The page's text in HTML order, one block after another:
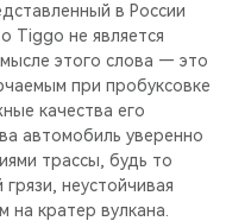
в России
Tiggo не является
этого слова — это
при пробуксовке
качества его
автомобиль уверенно
трассы, будь то
неустойчивая
на кратер вулкана.